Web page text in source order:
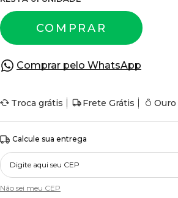
COMPRAR
Comprar pelo WhatsApp
Troca grátis Frete Grátis Ouro
Calcule sua entrega
Não sei meu CEP